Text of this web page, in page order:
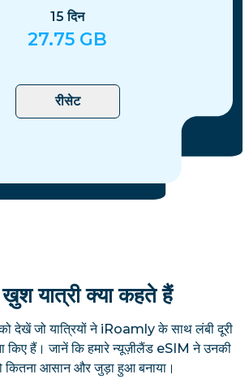
15दिन
27.75 GB
रीसेट
ख़ुश यात्री क्या कहते हैं
देखें जो यात्रियों ने iRoamly के साथ लंबी दूरी
किए हैं। जानें कि हमारे न्यूज़ीलैंड eSIM ने उनकी
कितना आसान और जुड़ा हुआ बनाया।